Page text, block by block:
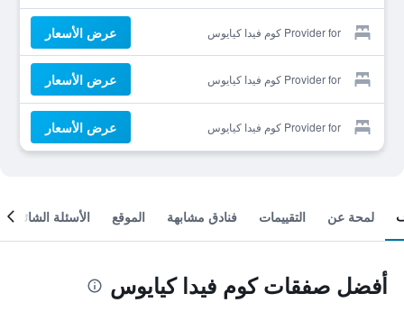
Provider for كوم فيدا كيايوس عرض الأسعار
Provider for كوم فيدا كيايوس عرض الأسعار
Provider for كوم فيدا كيايوس عرض الأسعار
لمحة عن التقييمات فنادق مشابهة الموقع الأسئلة الشائعة
أفضل صفقات كوم فيدا كيايوس